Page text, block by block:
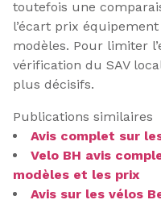
toutefois une
l’écart prix
modèles. Pour limiter
vérification du SAV
plus décisifs.
Publications similaires
Avis complet sur
Velo BH avis
modèles et les prix
Avis sur les vélos